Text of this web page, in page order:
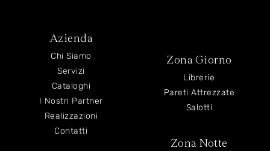
Azienda
Chi Siamo
Servizi
Cataloghi
I Nostri Partner
Realizzazioni
Contatti
Zona Giorno
Librerie
Pareti Attrezzate
Salotti
Zona Notte